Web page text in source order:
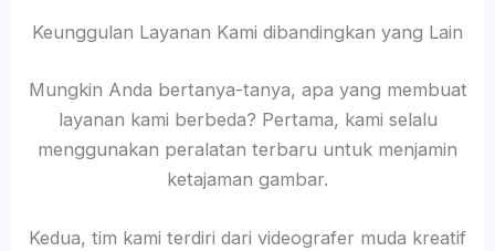
Keunggulan Layanan Kami dibandingkan yang Lain
Mungkin Anda bertanya-tanya, apa yang membuat
layanan kami berbeda? Pertama, kami selalu
menggunakan peralatan terbaru untuk menjamin
ketajaman gambar.
Kedua, tim kami terdiri dari videografer muda kreatif